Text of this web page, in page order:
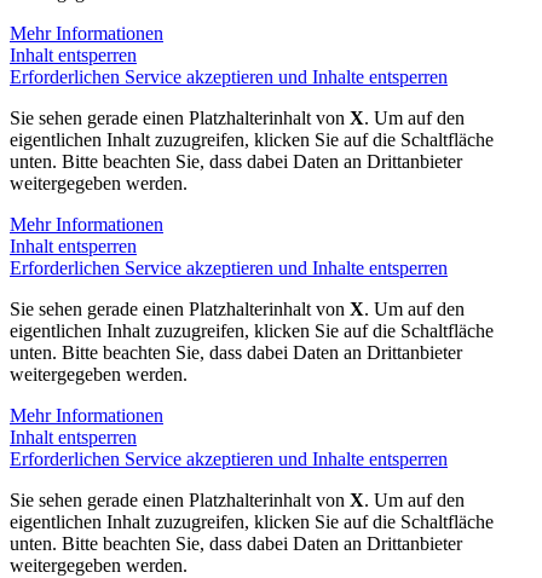
Mehr Informationen
Inhalt entsperren
Erforderlichen Service akzeptieren und Inhalte entsperren
Sie sehen gerade einen Platzhalterinhalt von X. Um auf den
eigentlichen Inhalt zuzugreifen, klicken Sie auf die Schaltfläche
unten. Bitte beachten Sie, dass dabei Daten an Drittanbieter
weitergegeben werden.
Mehr Informationen
Inhalt entsperren
Erforderlichen Service akzeptieren und Inhalte entsperren
Sie sehen gerade einen Platzhalterinhalt von X. Um auf den
eigentlichen Inhalt zuzugreifen, klicken Sie auf die Schaltfläche
unten. Bitte beachten Sie, dass dabei Daten an Drittanbieter
weitergegeben werden.
Mehr Informationen
Inhalt entsperren
Erforderlichen Service akzeptieren und Inhalte entsperren
Sie sehen gerade einen Platzhalterinhalt von X. Um auf den
eigentlichen Inhalt zuzugreifen, klicken Sie auf die Schaltfläche
unten. Bitte beachten Sie, dass dabei Daten an Drittanbieter
weitergegeben werden.